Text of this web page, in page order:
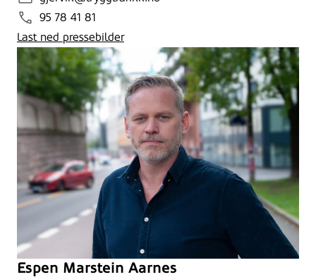
95 78 41 81
Last ned pressebilder
Espen Marstein Aarnes